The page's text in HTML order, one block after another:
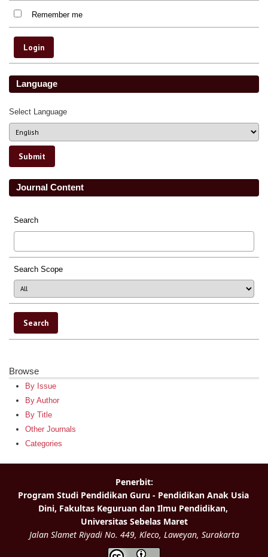
Remember me
Language
Select Language
Journal Content
Search
Search Scope
Browse
By Issue
By Author
By Title
Other Journals
Categories